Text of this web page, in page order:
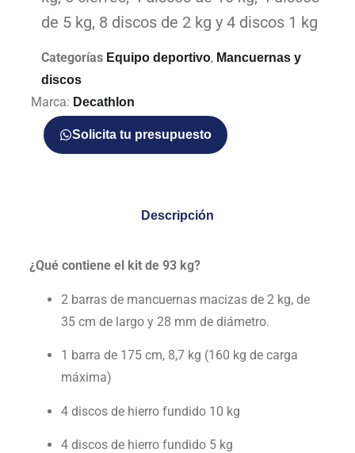
de 5 kg, 8 discos de 2 kg y 4 discos 1 kg
Categorías Equipo deportivo, Mancuernas y
discos
Marca: Decathlon
Solicita tu presupuesto
Descripción
¿Qué contiene el kit de 93 kg?
2 barras de mancuernas macizas de 2 kg, de
35 cm de largo y 28 mm de diámetro.
1 barra de 175 cm, 8,7 kg (160 kg de carga
máxima)
4 discos de hierro fundido 10 kg
4 discos de hierro fundido 5 kg